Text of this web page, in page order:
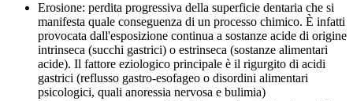
Erosione: perdita progressiva della superficie dentaria che si
manifesta quale conseguenza di un processo chimico. È infatti
provocata dall'esposizione continua a sostanze acide di origine
intrinseca (succhi gastrici) o estrinseca (sostanze alimentari
acide). Il fattore eziologico principale è il rigurgito di acidi
gastrici (reflusso gastro-esofageo o disordini alimentari
psicologici, quali anoressia nervosa e bulimia)